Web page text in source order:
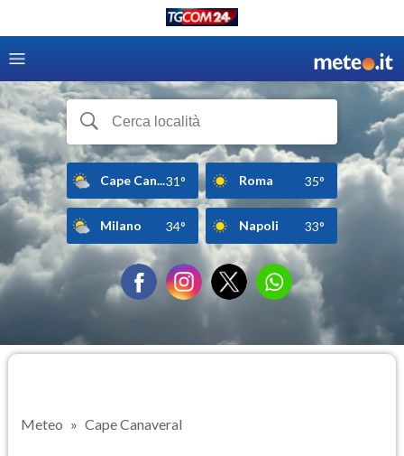
Cape Can...31° Roma 35°
Milano 34° Napoli 33°
Meteo Cape Canaveral